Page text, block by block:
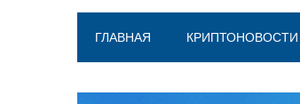
ГЛАВНАЯ КРИПТОНОВОСТИ